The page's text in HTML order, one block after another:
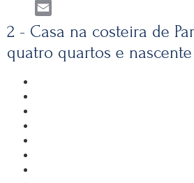
Pinterest
Email
2 - Casa na costeira de
quatro quartos e